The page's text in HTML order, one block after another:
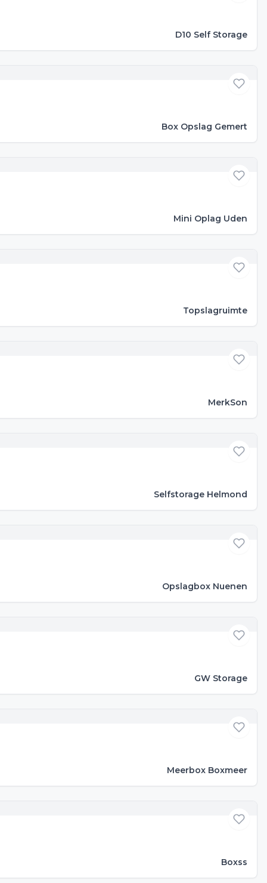
D10 Self Storage
Box Opslag Gemert
Mini Oplag Uden
Topslagruimte
MerkSon
Selfstorage Helmond
Opslagbox Nuenen
GW Storage
Meerbox Boxmeer
Boxss